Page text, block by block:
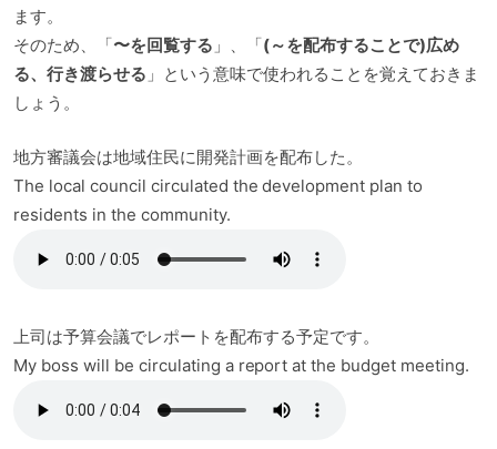
ます。
そのため、「〜を回覧する 」、「(～を配布することで)広め
る、行き渡らせる 」という意味で使われることを覚えておきま
しょう。
地方審議会は地域住民に開発計画を配布した。
The local council circulated the development plan to
residents in the community.
上司は予算会議でレポートを配布する予定です。
My boss will be circulating a report at the budget meeting.